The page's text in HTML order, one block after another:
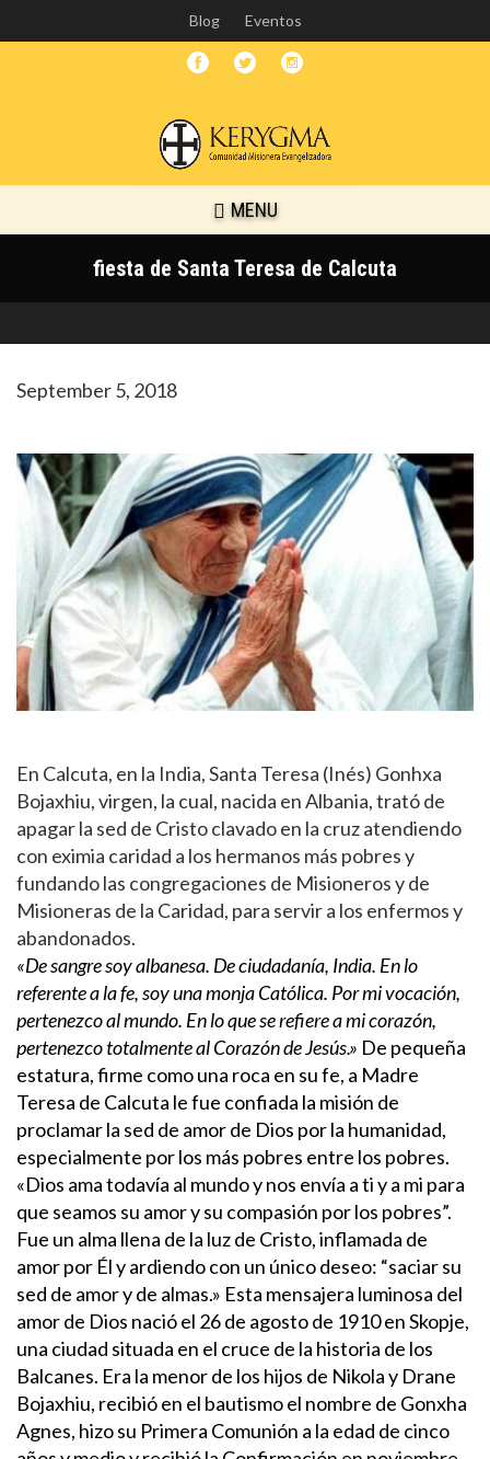
Skip
to
main
Blog Eventos
MENU
fiesta de Santa Teresa de Calcuta
September 5, 2018
En Calcuta, en la India, Santa Teresa (Inés) Gonhxa
Bojaxhiu, virgen, la cual, nacida en Albania, trató de
apagar la sed de Cristo clavado en la cruz atendiendo
con eximia caridad a los hermanos más pobres y
fundando las congregaciones de Misioneros y de
Misioneras de la Caridad, para servir a los enfermos y
abandonados.
«De sangre soy albanesa. De ciudadanía, India. En lo
referente a la fe, soy una monja Católica. Por mi vocación,
pertenezco al mundo. En lo que se refiere a mi corazón,
pertenezco totalmente al Corazón de Jesús.» De pequeña
estatura, firme como una roca en su fe, a Madre
Teresa de Calcuta le fue confiada la misión de
proclamar la sed de amor de Dios por la humanidad,
especialmente por los más pobres entre los pobres.
«Dios ama todavía al mundo y nos envía a ti y a mi para
que seamos su amor y su compasión por los pobres”.
Fue un alma llena de la luz de Cristo, inflamada de
amor por Él y ardiendo con un único deseo: “saciar su
sed de amor y de almas.» Esta mensajera luminosa del
amor de Dios nació el 26 de agosto de 1910 en Skopje,
una ciudad situada en el cruce de la historia de los
Balcanes. Era la menor de los hijos de Nikola y Drane
Bojaxhiu, recibió en el bautismo el nombre de Gonxha
Agnes, hizo su Primera Comunión a la edad de cinco